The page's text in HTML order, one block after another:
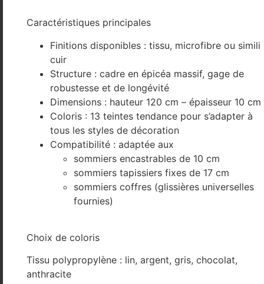
Caractéristiques principales
Finitions disponibles : tissu, microfibre ou simili
cuir
Structure : cadre en épicéa massif, gage de
robustesse et de longévité
Dimensions : hauteur 120 cm – épaisseur 10 cm
Coloris : 13 teintes tendance pour s’adapter à
tous les styles de décoration
Compatibilité : adaptée aux
sommiers encastrables de 10 cm
sommiers tapissiers fixes de 17 cm
sommiers coffres (glissières universelles
fournies)
Choix de coloris
Tissu polypropylène : lin, argent, gris, chocolat,
anthracite